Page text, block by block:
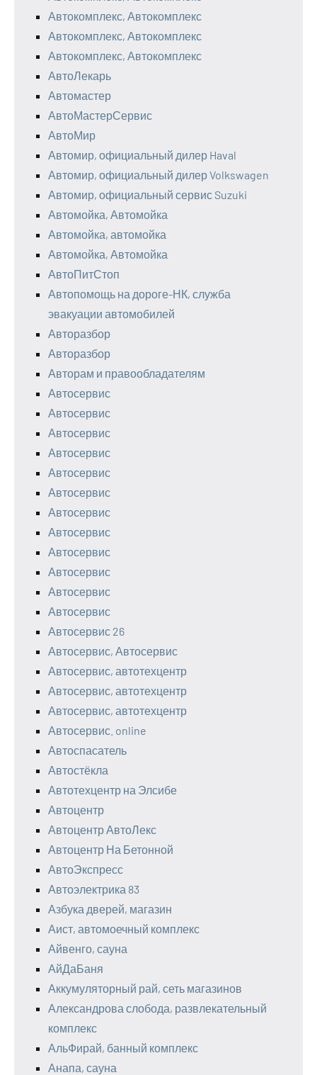
Автокомплекс, Автокомплекс
Автокомплекс, Автокомплекс
Автокомплекс, Автокомплекс
АвтоЛекарь
Автомастер
АвтоМастерСервис
АвтоМир
Автомир, официальный дилер Haval
Автомир, официальный дилер Volkswagen
Автомир, официальный сервис Suzuki
Автомойка, Автомойка
Автомойка, автомойка
Автомойка, Автомойка
АвтоПитСтоп
Автопомощь на дороге-НК, служба
эвакуации автомобилей
Авторазбор
Авторазбор
Авторам и правообладателям
Автосервис
Автосервис
Автосервис
Автосервис
Автосервис
Автосервис
Автосервис
Автосервис
Автосервис
Автосервис
Автосервис
Автосервис
Автосервис 26
Автосервис, Автосервис
Автосервис, автотехцентр
Автосервис, автотехцентр
Автосервис, автотехцентр
Автосервис. online
Автоспасатель
Автостёкла
Автотехцентр на Элсибе
Автоцентр
Автоцентр АвтоЛекс
Автоцентр На Бетонной
АвтоЭкспресс
Автоэлектрика 83
Азбука дверей, магазин
Аист, автомоечный комплекс
Айвенго, сауна
АйДаБаня
Аккумуляторный рай, сеть магазинов
Александрова слобода, развлекательный
комплекс
АльФирай, банный комплекс
Анапа, сауна